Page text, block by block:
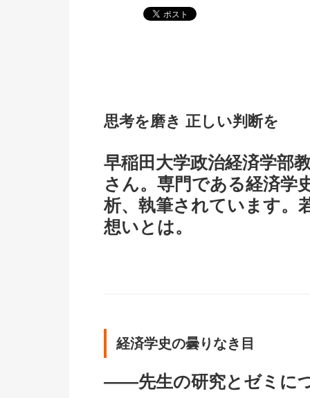
思考を磨き 正しい判断を
早稲田大学政治経済学部
さん。専門である経済学
析、執筆されています。
想いとは。
経済学史の曇りなき目
――先生の研究とゼミに